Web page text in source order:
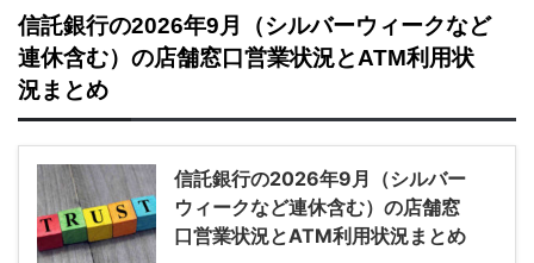
信託銀行の2026年9月（シルバーウィークなど
連休含む）の店舗窓口営業状況とATM利用状
況まとめ
信託銀行の2026年9月（シルバー
ウィークなど連休含む）の店舗窓
口営業状況とATM利用状況まとめ